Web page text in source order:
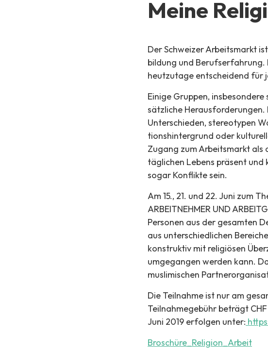
Meine
Der Schweizer Arbeitsmarkt
bildung und Berufserfahrung.
heutzutage entscheidend für
Einige Gruppen,
sätzliche Herausforderungen.
Unterschieden, stereotypen
tionshintergrund oder
Zugang zum Arbeitsmarkt als
täglichen Lebens präsent und
sogar Konflikte sein.
Am 15., 21. und 22. Juni zum
ARBEITNEHMER UND
Personen aus der gesamten
aus unterschiedlichen
konstruktiv mit religiösen
umgegangen werden kann.
muslimischen
Die Teilnahme ist nur am
Teilnahmegebühr beträgt CHF
Juni 2019 erfolgen unter:
Broschüre_Religion_Arbeit